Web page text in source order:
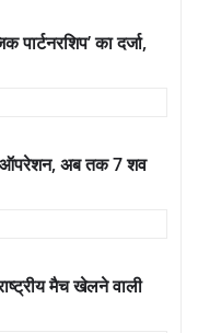
का दर्जा,
अब तक 7 शव
मैच खेलने वाली